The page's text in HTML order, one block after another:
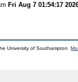
Fri Aug 7 01:54:17
University of Southampton.